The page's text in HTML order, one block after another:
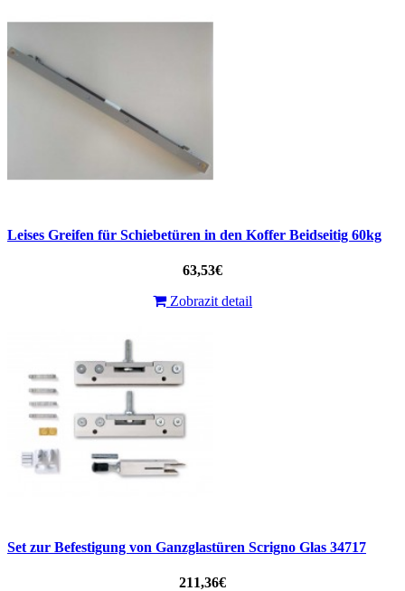
Leises Greifen für Schiebetüren in den Koffer Beidseitig 60kg
63,53€
Zobrazit detail
Set zur Befestigung von Ganzglastüren Scrigno Glas 34717
211,36€